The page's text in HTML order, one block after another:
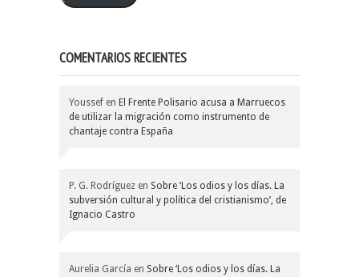
COMENTARIOS RECIENTES
Youssef en El Frente Polisario acusa a Marruecos
de utilizar la migración como instrumento de
chantaje contra España
P. G. Rodríguez en Sobre ‘Los odios y los días. La
subversión cultural y política del cristianismo’, de
Ignacio Castro
Aurelia García en Sobre ‘Los odios y los días. La